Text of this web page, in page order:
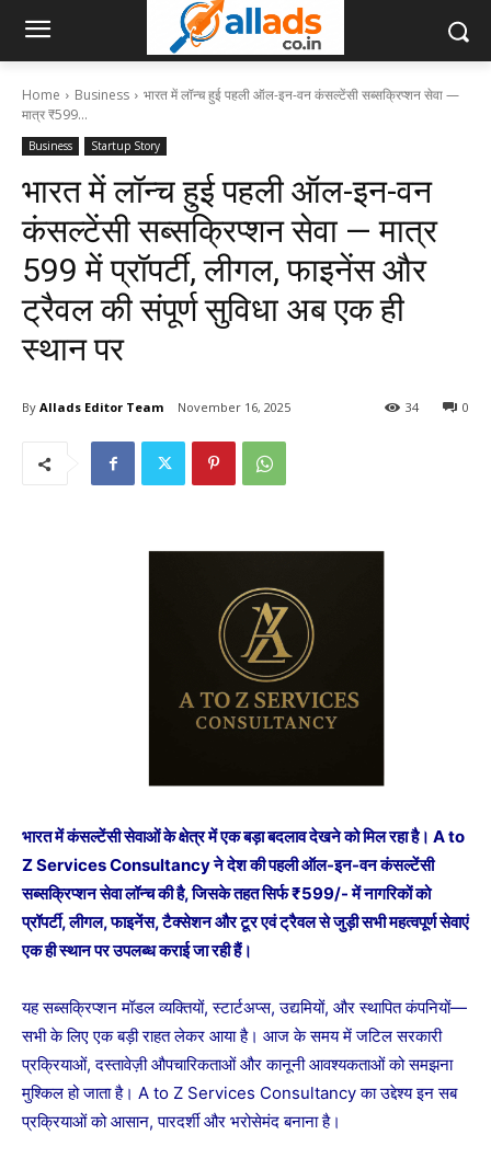
Home Business
भारत में लॉन्च हुई पहली ऑल-इन-वन कंसल्टेंसी सब्सक्रिप्शन सेवा —
मात्र ₹599...
Business Startup Story
भारत में लॉन्च हुई पहली ऑल-इन-वन
कंसल्टेंसी सब्सक्रिप्शन सेवा — मात्र
₹599 में प्रॉपर्टी, लीगल, फाइनेंस और
ट्रैवल की संपूर्ण सुविधा अब एक ही
स्थान पर
By Allads Editor Team November 16, 2025 0
34
भारत में कंसल्टेंसी सेवाओं के क्षेत्र में एक बड़ा बदलाव देखने को मिल रहा है। A to
Z Services Consultancy ने देश की पहली ऑल-इन-वन कंसल्टेंसी
सब्सक्रिप्शन सेवा लॉन्च की है, जिसके तहत सिर्फ ₹599/- में नागरिकों को
प्रॉपर्टी, लीगल, फाइनेंस, टैक्सेशन और टूर एवं ट्रैवल से जुड़ी सभी महत्वपूर्ण सेवाएं
एक ही स्थान पर उपलब्ध कराई जा रही हैं।
यह सब्सक्रिप्शन मॉडल व्यक्तियों, स्टार्टअप्स, उद्यमियों, और स्थापित कंपनियों—
सभी के लिए एक बड़ी राहत लेकर आया है। आज के समय में जटिल सरकारी
प्रक्रियाओं, दस्तावेज़ी औपचारिकताओं और कानूनी आवश्यकताओं को समझना
मुश्किल हो जाता है। A to Z Services Consultancy का उद्देश्य इन सब
प्रक्रियाओं को आसान, पारदर्शी और भरोसेमंद बनाना है।